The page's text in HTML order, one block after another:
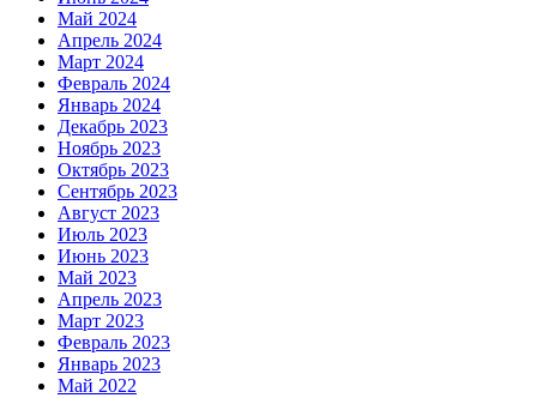
Май 2024
Апрель 2024
Март 2024
Февраль 2024
Январь 2024
Декабрь 2023
Ноябрь 2023
Октябрь 2023
Сентябрь 2023
Август 2023
Июль 2023
Июнь 2023
Май 2023
Апрель 2023
Март 2023
Февраль 2023
Январь 2023
Май 2022